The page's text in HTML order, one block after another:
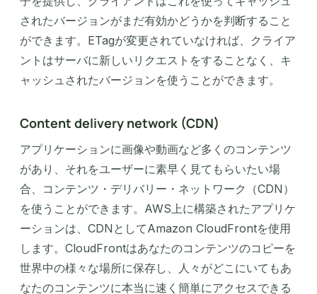
されたバージョンがまだ有効かどうかを判断すること
ができます。ETagが変更されていなければ、クライア
ントはサーバに新しいリクエストをすることなく、キ
ャッシュされたバージョンを使うことができます。
Content delivery network (CDN)
アプリケーションに画像や動画など多くのコンテンツ
があり、それをユーザーに素早く見てもらいたい場
合、コンテンツ・デリバリー・ネットワーク（CDN）
を使うことができます。AWS上に構築されたアプリケ
ーションは、CDNとしてAmazon CloudFrontを使用
します。CloudFrontはあなたのコンテンツのコピーを
世界中の様々な場所に保存し、人々がどこにいてもあ
なたのコンテンツに本当に速く簡単にアクセスできる